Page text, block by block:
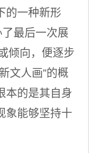
的一种新形
了最后一次展
倾向，便逐步
文人画”的概
本的是其自身
象能够坚持十